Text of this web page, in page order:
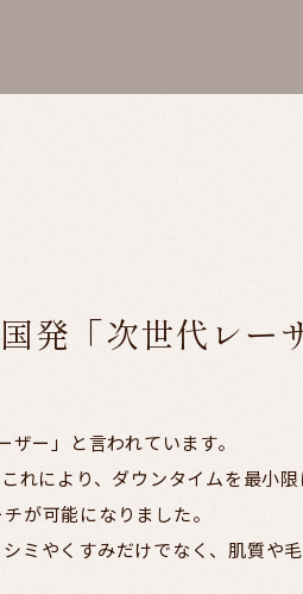
発「次世代レー
ー」と言われています。
れにより、ダウンタイムを最小
が可能になりました。
ミやくすみだけでなく、肌質や